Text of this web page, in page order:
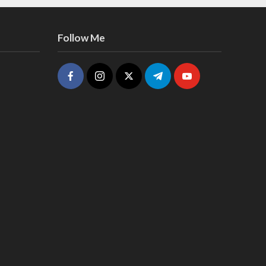
Follow Me